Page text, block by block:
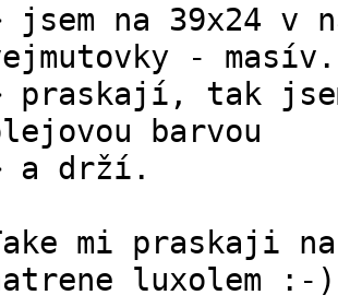
jsem na 39x24 v
-
praskají, tak
barvou
a drží.
mi praskaji
luxolem :-)